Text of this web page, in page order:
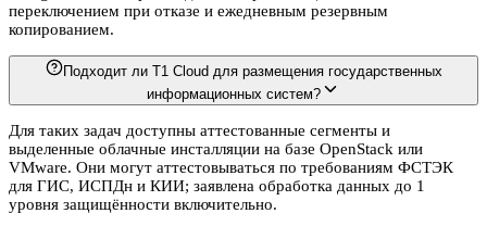
переключением при отказе и ежедневным резервным
копированием.
Подходит ли T1 Cloud для размещения государственных
информационных систем?
Для таких задач доступны аттестованные сегменты и
выделенные облачные инсталляции на базе OpenStack или
VMware. Они могут аттестовываться по требованиям ФСТЭК
для ГИС, ИСПДн и КИИ; заявлена обработка данных до 1
уровня защищённости включительно.